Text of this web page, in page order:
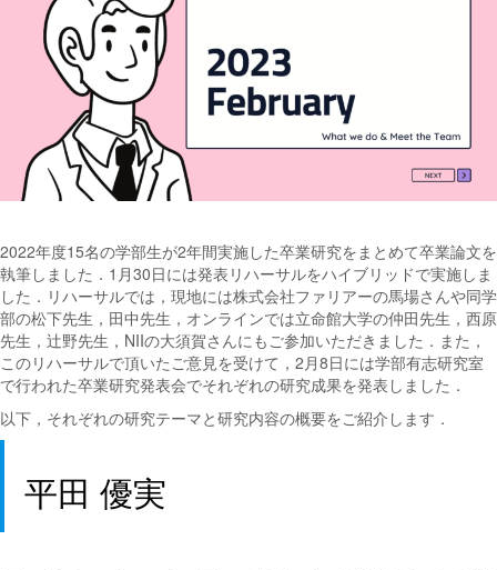
2022年度15名の学部生が2年間実施した卒業研究をまとめて卒業論文を
執筆しました．1月30日には発表リハーサルをハイブリッドで実施しま
した．リハーサルでは，現地には株式会社ファリアーの馬場さんや同学
部の松下先生，田中先生，オンラインでは立命館大学の仲田先生，西原
先生，辻野先生，NIIの大須賀さんにもご参加いただきました．また，
このリハーサルで頂いたご意見を受けて，2月8日には学部有志研究室
で行われた卒業研究発表会でそれぞれの研究成果を発表しました．
以下，それぞれの研究テーマと研究内容の概要をご紹介します．
平田 優実